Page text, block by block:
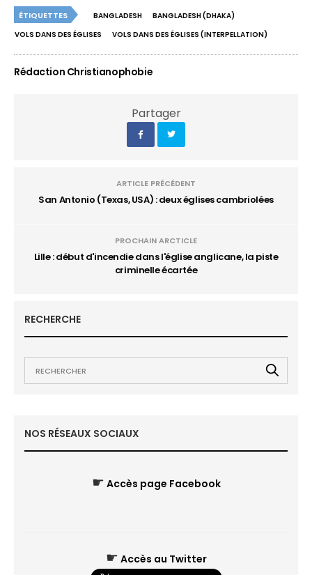
ÉTIQUETTES BANGLADESH
BANGLADESH (DHAKA)
VOLS DANS DES ÉGLISES
VOLS DANS DES ÉGLISES (INTERPELLATION)
Rédaction Christianophobie
Partager
ARTICLE PRÉCÉDENT
San Antonio (Texas, USA) : deux églises cambriolées
PROCHAIN ARCTICLE
Lille : début d'incendie dans l'église anglicane, la piste
criminelle écartée
RECHERCHE
NOS RÉSEAUX SOCIAUX
☛ Accès page Facebook
☛ Accès au Twitter